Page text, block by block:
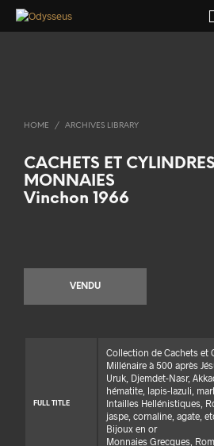
HOME / ARCHIVES LIBRARY
CACHETS ET
MONNAIES
Vinchon 1966
VENDU
FULL TITLE
Collection de Cachets et
Millénaire à 500 après
Uruk, Djemdet-Nasr,
hématite, lapis-lazuli,
Intailles Hellénistiques,
jaspe, cornaline, agate,
Bijoux en or
Monnaies Grecques,